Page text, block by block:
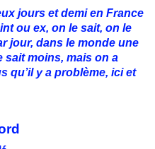
jours et demi en France
ou ex, on le sait, on le
jour, dans le monde une
sait moins, mais on a
qu’il y a problème, ici et